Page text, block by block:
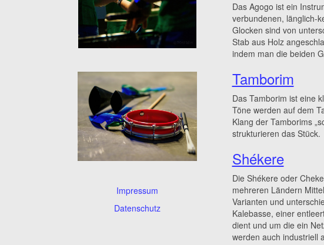
Das Agogo ist ein
verbundenen, länglich-
Glocken sind von
Stab aus Holz
indem man die beiden
Tamborim
Das Tamborim ist eine
Töne werden auf dem
Klang der Tamborims
strukturieren das Stück.
Shékere
Die Shékere oder
mehreren Ländern
Varianten und
Kalebasse, einer
dient und um die ein
werden auch industriell
Impressum
Datenschutz